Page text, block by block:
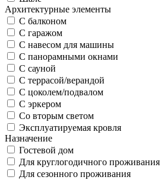
Архитектурные элементы
С балконом
С гаражом
С навесом для машины
С панорамными окнами
С сауной
С террасой/верандой
С цоколем/подвалом
С эркером
Со вторым светом
Эксплуатируемая кровля
Назначение
Гостевой дом
Для круглогодичного проживания
Для сезонного проживания